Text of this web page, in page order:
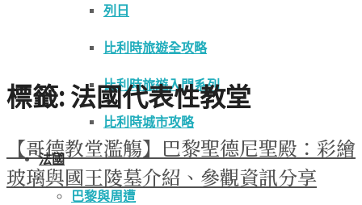
列日
比利時旅遊全攻略
比利時旅遊入門系列
比利時城市攻略
法國
巴黎與周遭
標籤:法國代表性教堂
【哥德教堂濫觴】巴黎聖德尼聖殿：彩繪
玻璃與國王陵墓介紹、參觀資訊分享